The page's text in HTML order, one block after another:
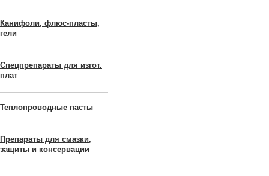
Канифоли, флюс-пласты,
гели
Спецпрепараты для изгот.
плат
Теплопроводные пасты
Препараты для смазки,
защиты и консервации